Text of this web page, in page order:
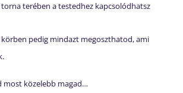
terében a testedhez kapcsolódhatsz
pedig mindazt megoszthatod, ami
most közelebb magad…